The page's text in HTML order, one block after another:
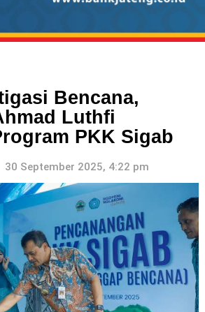
Bencana,
Luthfi
PKK Sigab
30 September 2025, 4:22 pm